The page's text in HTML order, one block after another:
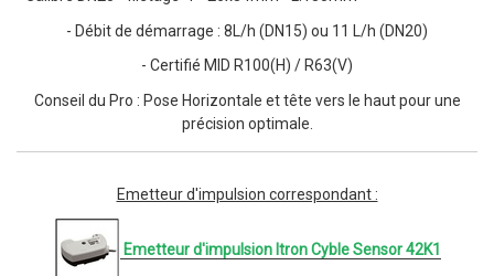
- Débit de démarrage : 8L/h (DN15) ou 11 L/h (DN20)
- Certifié MID R100(H) / R63(V)
Conseil du Pro : Pose Horizontale et tête vers le haut pour une
précision optimale.
Emetteur d'impulsion correspondant :
Emetteur d'impulsion Itron Cyble Sensor 42K1